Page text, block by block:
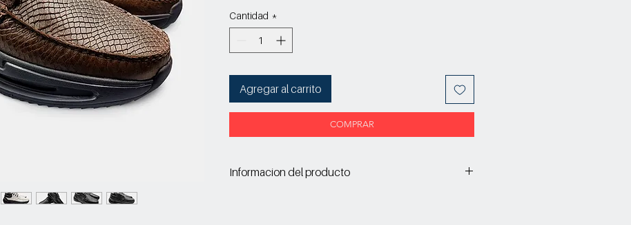
Cantidad *
Agregar al carrito
COMPRAR
Informacion del producto